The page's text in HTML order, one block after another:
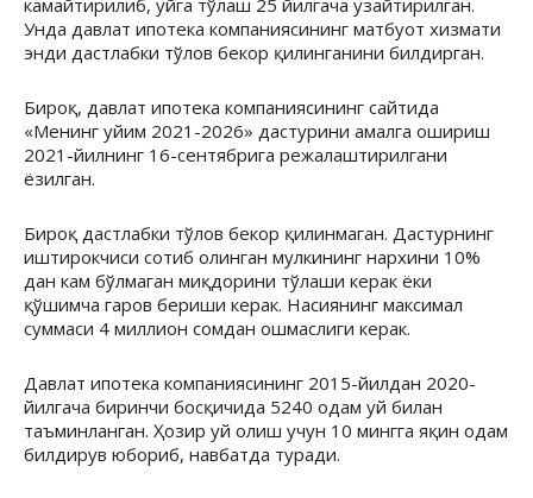
Унда давлат ипотека компаниясининг матбуот хизмати
энди дастлабки тўлов бекор қилинганини билдирган.
Бироқ, давлат ипотека компаниясининг сайтида
«Менинг уйим 2021-2026» дастурини амалга ошириш
2021-йилнинг 16-сентябрига режалаштирилгани
ёзилган.
Бироқ дастлабки тўлов бекор қилинмаган. Дастурнинг
иштирокчиси сотиб олинган мулкининг нархини 10%
дан кам бўлмаган миқдорини тўлаши керак ёки
қўшимча гаров бериши керак. Насиянинг максимал
суммаси 4 миллион сомдан ошмаслиги керак.
Давлат ипотека компаниясининг 2015-йилдан 2020-
йилгача биринчи босқичида 5240 одам уй билан
таъминланган. Ҳозир уй олиш учун 10 мингга яқин одам
билдирув юбориб, навбатда туради.